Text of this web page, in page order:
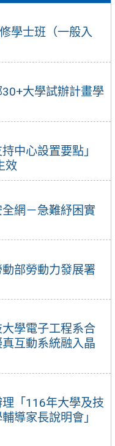
學士班（一般入
大學試辦計畫學
中心設置要點」
效
網－急難紓困實
部勞動力發展署
學電子工程系合
互動系統融入晶
「116年大學及技
導家長說明會」